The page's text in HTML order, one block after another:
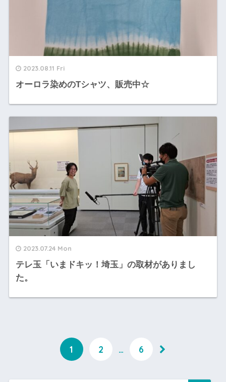
2023.08.11 Fri
オーロラ染めのTシャツ、販売中☆
2023.07.24 Mon
テレ玉「いまドキッ！埼玉」の取材がありまし
た。
1 2 … 6